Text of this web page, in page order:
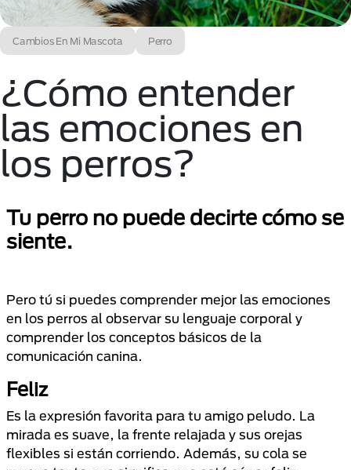
Cambios En Mi Mascota Perro
¿Cómo entender
las emociones en
los perros?
Tu perro no puede decirte cómo se
siente.
Pero tú si puedes comprender mejor las emociones
en los perros al observar su lenguaje corporal y
comprender los conceptos básicos de la
comunicación canina.
Feliz
Es la expresión favorita para tu amigo peludo. La
mirada es suave, la frente relajada y sus orejas
flexibles si están corriendo. Además, su cola se